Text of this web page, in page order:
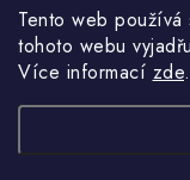
Tento web
tohoto webu
Více informací zde.
Prodejna
Rady a tipy